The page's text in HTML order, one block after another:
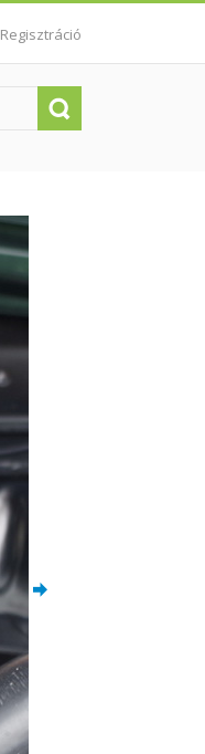
Regisztráció